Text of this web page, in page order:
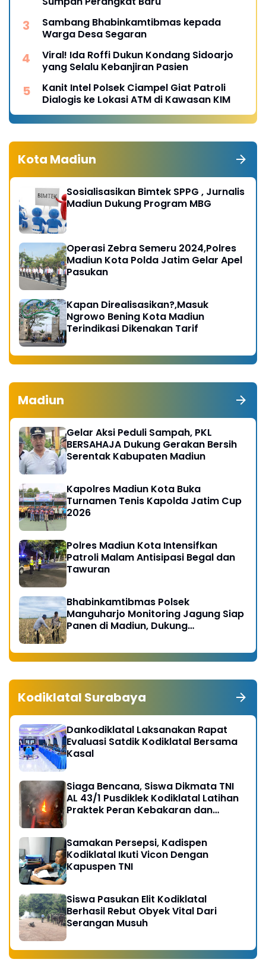
Sambang Bhabinkamtibmas kepada
Warga Desa Segaran
Viral! Ida Roffi Dukun Kondang Sidoarjo
yang Selalu Kebanjiran Pasien
Kanit Intel Polsek Ciampel Giat Patroli
Dialogis ke Lokasi ATM di Kawasan KIM
Kota Madiun
Sosialisasikan Bimtek SPPG , Jurnalis
Madiun Dukung Program MBG
Operasi Zebra Semeru 2024,Polres
Madiun Kota Polda Jatim Gelar Apel
Pasukan
Kapan Direalisasikan?,Masuk
Ngrowo Bening Kota Madiun
Terindikasi Dikenakan Tarif
Madiun
Gelar Aksi Peduli Sampah, PKL
BERSAHAJA Dukung Gerakan Bersih
Serentak Kabupaten Madiun
Kapolres Madiun Kota Buka
Turnamen Tenis Kapolda Jatim Cup
2026
Polres Madiun Kota Intensifkan
Patroli Malam Antisipasi Begal dan
Tawuran
Bhabinkamtibmas Polsek
Manguharjo Monitoring Jagung Siap
Panen di Madiun, Dukung
Kodiklatal Surabaya
Dankodiklatal Laksanakan Rapat
Evaluasi Satdik Kodiklatal Bersama
Kasal
Siaga Bencana, Siswa Dikmata TNI
AL 43/1 Pusdiklek Kodiklatal Latihan
Praktek Peran Kebakaran dan
Samakan Persepsi, Kadispen
Kodiklatal Ikuti Vicon Dengan
Kapuspen TNI
Siswa Pasukan Elit Kodiklatal
Berhasil Rebut Obyek Vital Dari
Serangan Musuh